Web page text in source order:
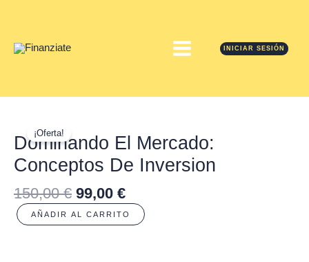
MENU
INICIAR SESIÓN
¡Oferta!
Dominando El Mercado:
Conceptos De Inversion
150,00€ 99,00 €
Mercado:
Conceptos
Inversion
cantidad
AÑADIR AL CARRITO